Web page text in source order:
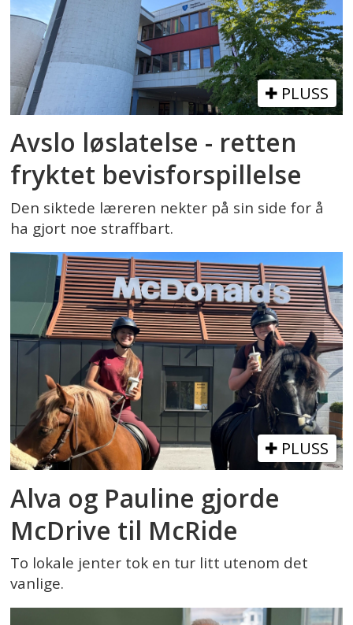
PLUSS
Avslo løslatelse - retten
fryktet bevisforspillelse
Den siktede læreren nekter på sin side for å
ha gjort noe straffbart.
PLUSS
Alva og Pauline gjorde
McDrive til McRide
To lokale jenter tok en tur litt utenom det
vanlige.